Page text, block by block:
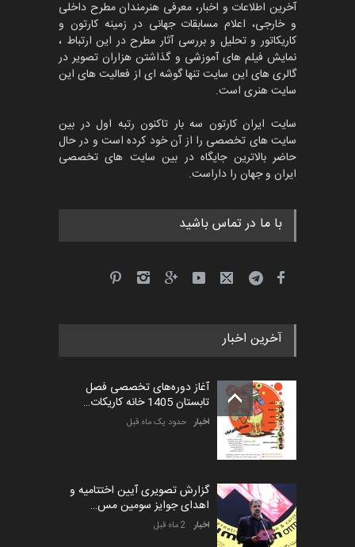
جشنواره بین‌المللی کارتون
مدارس پرتغال، ۲۰۲۷
مهلت 4 ماه دیگر
پنجمین مسابقۀ بین‌المللی
کارتون طنز «کلاه‌ای…
مهلت
آخرین اطلاعات و اخبار، معرفی هنرمندان مطرح داخلی
و خارجی، اعلام مسابقات جهانی در زمینه کارتون و
کاریکاتور و تحلیل و بررسی آثار مطرح در این ارتباط ،
نمایش فیلم های آموزشی و گذاشتن هزاران تصویر در
گالری های این سایت تنها گوشه ای از فعالیت های این
سایت هنری است.
سایت ایران کارتون سه بار تاکنون رتبه اول در بین
سایت های تخصصی را از آن خود کرده است و در حال
حاضر بالاترین جایگاه در بین سایت های تخصصی
ایران و جهان را داراست.
با ما در تماس باشید
آخرین اخبار
آغاز دوره‌های تخصصی فصل
تابستان 1405 خانه کاریکات…
اخبار حدود یک ماه قبل
گزارش تصویری آیین اختتامیه و
اهدای جوایز سومین مس…
اخبار 2 ماه قبل